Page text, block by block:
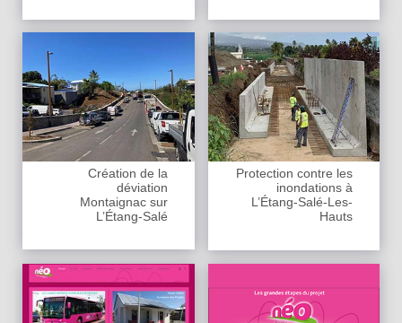
Création de la
déviation
Montaignac sur
L’Étang-Salé
Protection contre les
inondations à
L’Étang-Salé-Les-
Hauts